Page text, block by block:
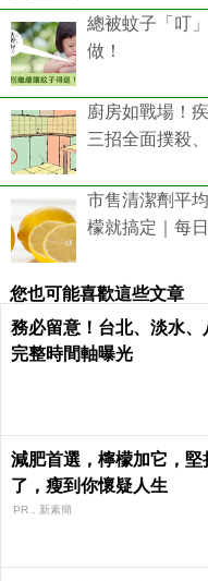
總被蚊子「叮
做！
廚房如戰場！
三招全面撲殺
市售清潔劑平
檬就搞定｜每
您也可能喜歡這些文章
務必留意！台北、淡水
完整時間軸曝光
減肥首選，檸檬加它，堅
了，瘦到你懷疑人生
PR．新素簡